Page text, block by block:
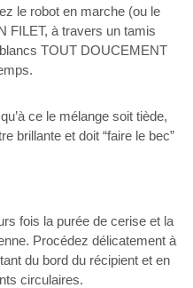
le robot en marche (ou le
FILET, à travers un tamis
TOUT DOUCEMENT
ce le mélange soit tiède,
brillante et doit “faire le bec”
fois la purée de cerise et la
Procédez délicatement à
du bord du récipient et en
circulaires.